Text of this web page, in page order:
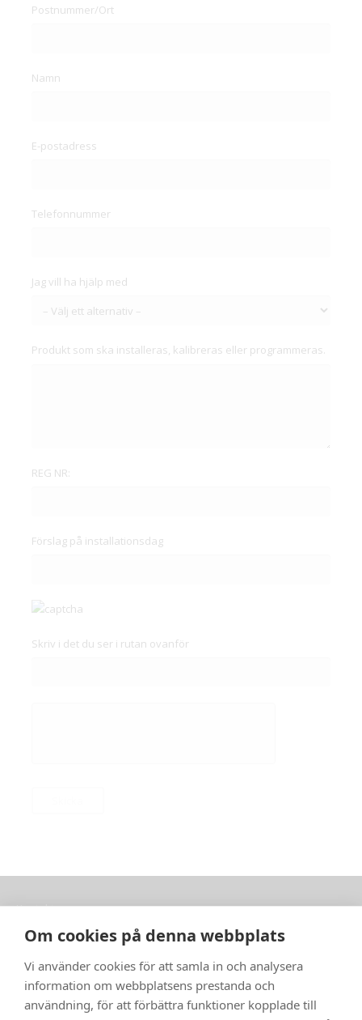
Om cookies på denna webbplats
Vi använder cookies för att samla in och analysera
information om webbplatsens prestanda och
användning, för att förbättra funktioner kopplade till
Postnummer/Ort
Namn
E-postadress
Telefonnummer
Jag vill ha hjälp med
Produkt som ska installeras, kalibreras eller programmeras.
REG NR:
Förslag på installationsdag
Skriv i det du ser i rutan ovanför
Kontakt:
StjärnaFyrkant Sverige AB
Adress: Djäknegatan 16, 211 35 Malmö
Telefon:010 – 40 50 660
E-post:info@stjarnafyrkant.se